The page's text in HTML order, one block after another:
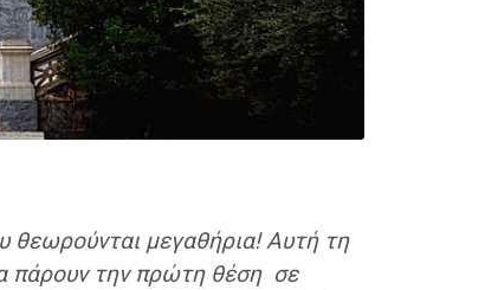
θεωρούνται μεγαθήρια! Αυτή τη
πάρουν την πρώτη θέση σε